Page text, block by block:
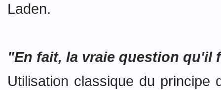
Laden.
"En fait, la vraie question qu'il
Utilisation classique du